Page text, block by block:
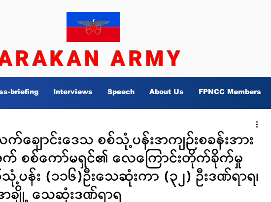
က်ချောင်းဒေသ စစ်သုံ့ပန်းအကျဉ်းစခန်းအား
စစ်ကော်မရှင်၏ လေကြောင်းတိုက်ခိုက်မှု
ပန်း (၁၁၆)ဦးသေဆုံးကာ (၃၂) ဦးဒဏ်ရာရ၊
ချို့ သေဆုံးဒဏ်ရာရ
briefing Interviews Speech About Us FPNCC Members
ARMY